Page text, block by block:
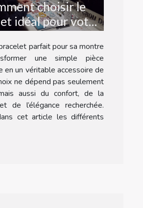
choisir le
idéal pour votre
montre ?
parfait pour sa montre
une simple pièce
en un véritable accessoire de
ne dépend pas seulement
aussi du confort, de la
de l’élégance recherchée.
cet article les différents